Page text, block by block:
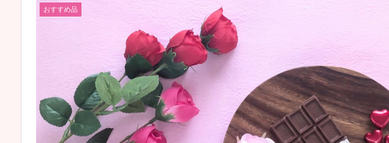
おすすめ品